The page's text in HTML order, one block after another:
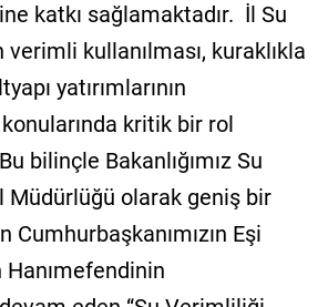
katkı sağlamaktadır. İl Su
verimli kullanılması, kuraklıkla
yatırımlarının
kritik bir rol
bilinçle Bakanlığımız Su
Müdürlüğü olarak geniş bir
Cumhurbaşkanımızın Eşi
Hanımefendinin